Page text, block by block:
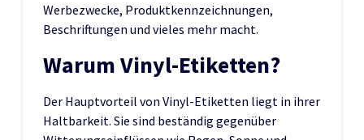
Werbezwecke, Produktkennzeichnungen,
Beschriftungen und vieles mehr macht.
Warum Vinyl-Etiketten?
Der Hauptvorteil von Vinyl-Etiketten liegt in ihrer
Haltbarkeit. Sie sind beständig gegenüber